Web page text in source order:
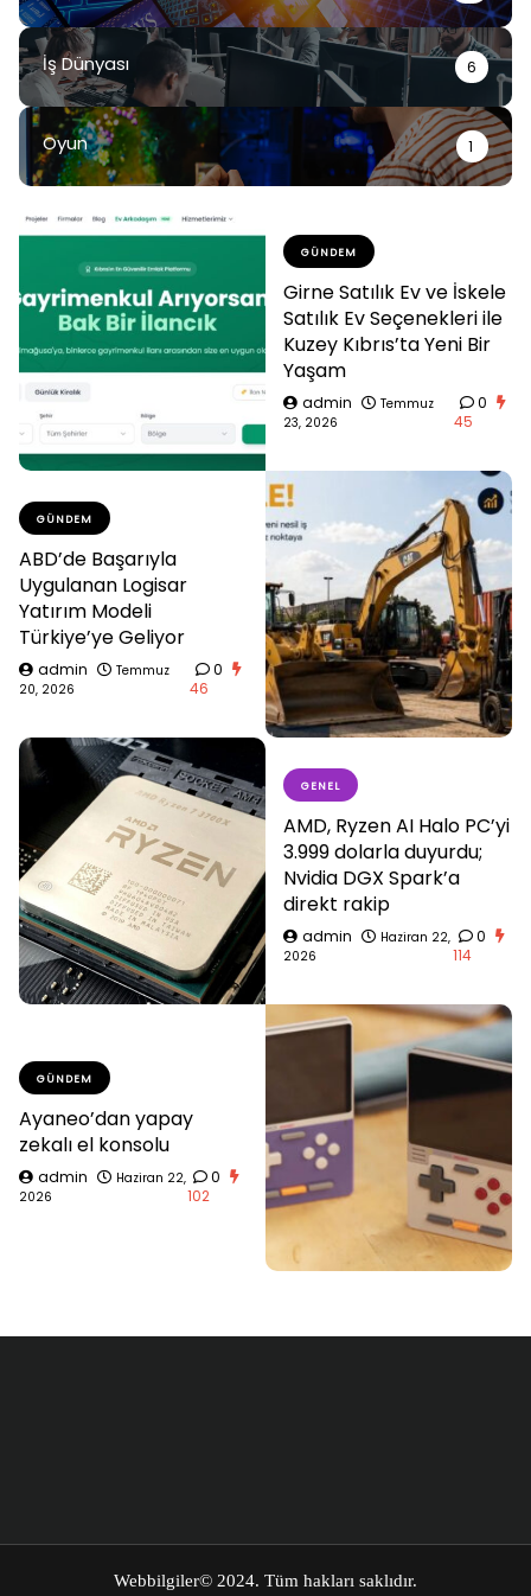
İş Dünyası 6
Oyun 1
GÜNDEM
Girne Satılık Ev ve İskele
Satılık Ev Seçenekleri ile
Kuzey Kıbrıs’ta Yeni Bir
Yaşam
admin
Temmuz
23, 2026
0
45
GÜNDEM
ABD’de Başarıyla
Uygulanan Logisar
Yatırım Modeli
Türkiye’ye Geliyor
admin
Temmuz
20, 2026
0
46
GENEL
AMD, Ryzen AI Halo PC’yi
3.999 dolarla duyurdu;
Nvidia DGX Spark’a
direkt rakip
admin
Haziran 22,
2026
0
114
GÜNDEM
Ayaneo’dan yapay
zekalı el konsolu
admin
Haziran 22,
2026
0
102
Webbilgiler© 2024. Tüm hakları saklıdır.